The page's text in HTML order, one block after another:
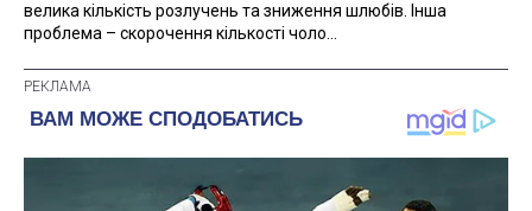
велика кількість розлучень та зниження шлюбів. Інша
проблема – скорочення кількості чоло...